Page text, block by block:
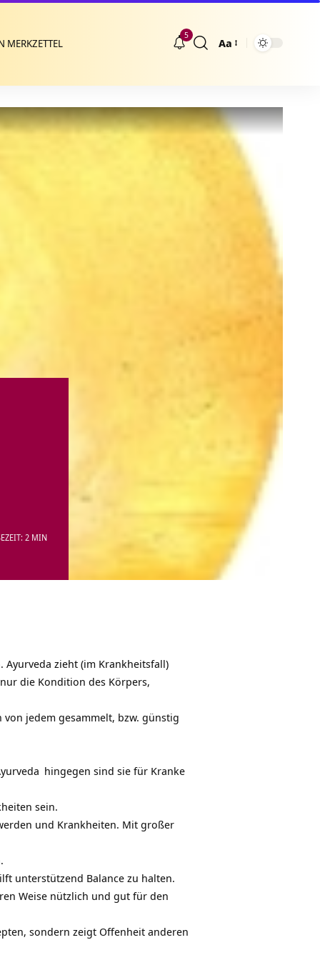
MERKZETTEL
5
Größenänderung
Aa
2 MIN
zieht (im Krankheitsfall)
die Kondition des Körpers,
jedem gesammelt, bzw. günstig
hingegen sind sie für Kranke
sein.
und Krankheiten. Mit großer
unterstützend Balance zu halten.
Weise nützlich und gut für den
sondern zeigt Offenheit anderen